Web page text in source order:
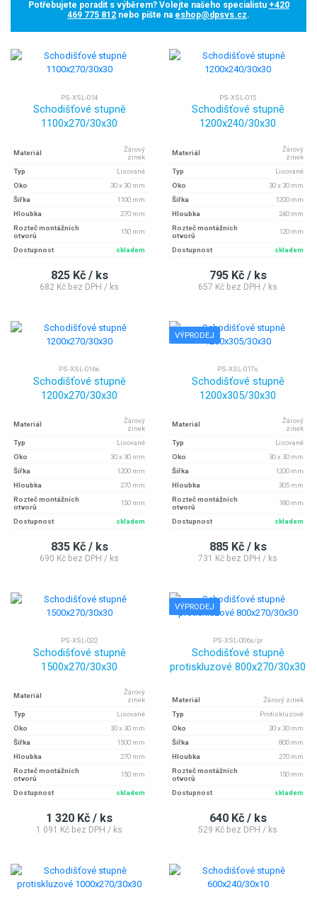
Potřebujete poradit s výběrem? Volejte našeho specialistu +420
469 775 812 nebo pište na eshop@dpsvs.cz.
PS-XSL-014
Schodišťové stupně
1100x270/30x30
Materiál
Žárový
zinek
Typ
Lisované
Oko
30 x 30 mm
Šířka
1100 mm
Hloubka
270 mm
Rozteč montážních
otvorů
150 mm
Dostupnost skladem
825 Kč / ks
682 Kč bez DPH / ks
PS-XSL-015
Schodišťové stupně
1200x240/30x30
Materiál
Žárový
zinek
Typ
Lisované
Oko
30 x 30 mm
Šířka
1200 mm
Hloubka
240 mm
Rozteč montážních
otvorů
120 mm
Dostupnost skladem
795 Kč / ks
657 Kč bez DPH / ks
PS-XSL-016s
Schodišťové stupně
1200x270/30x30
Materiál
Žárový
zinek
Typ
Lisované
Oko
30 x 30 mm
Šířka
1200 mm
Hloubka
270 mm
Rozteč montážních
otvorů
150 mm
Dostupnost skladem
835 Kč / ks
690 Kč bez DPH / ks
VÝPRODEJ
PS-XSL-017s
Schodišťové stupně
1200x305/30x30
Materiál
Žárový
zinek
Typ
Lisované
Oko
30 x 30 mm
Šířka
1200 mm
Hloubka
305 mm
Rozteč montážních
otvorů
180 mm
Dostupnost skladem
885 Kč / ks
731 Kč bez DPH / ks
PS-XSL-022
Schodišťové stupně
1500x270/30x30
Materiál
Žárový
zinek
Typ
Lisované
Oko
30 x 30 mm
Šířka
1500 mm
Hloubka
270 mm
Rozteč montážních
otvorů
150 mm
Dostupnost skladem
1 320 Kč / ks
1 091 Kč bez DPH / ks
VÝPRODEJ
PS-XSL-006s/pr
Schodišťové stupně
protiskluzové 800x270/30x30
Materiál
Žárový zinek
Typ
Protiskluzové
Oko
30 x 30 mm
Šířka
800 mm
Hloubka
270 mm
Rozteč montážních
otvorů
150 mm
Dostupnost skladem
640 Kč / ks
529 Kč bez DPH / ks